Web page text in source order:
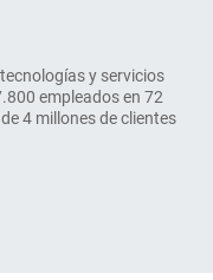
y servicios
empleados en 72
4 millones de clientes